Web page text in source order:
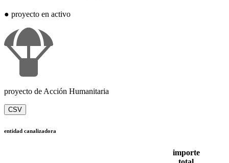
● proyecto en activo
proyecto de Acción Humanitaria
CSV
entidad canalizadora
importe